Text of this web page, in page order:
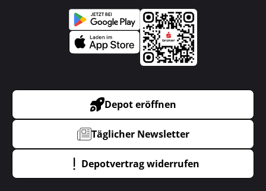
Depot eröffnen
Täglicher Newsletter
Depotvertrag widerrufen